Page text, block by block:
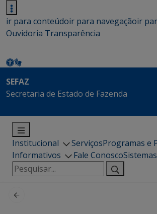
ir para conteúdoir para navegaçãoir
Ouvidoria Transparência
SEFAZ
Secretaria de Estado de Fazenda
Institucional ServiçosProgramas e
Informativos
Fale ConoscoSistemas
Pesquisar
por: